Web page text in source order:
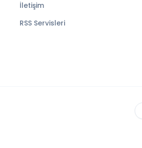
İletişim
RSS Servisleri